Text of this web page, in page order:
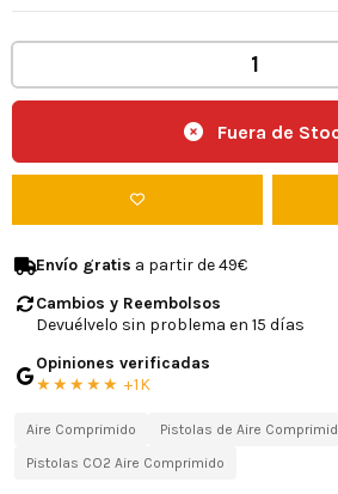
Fuera de
Envío gratis a partir de 49€
Cambios y Reembolsos
Devuélvelo sin problema en 15 días
Opiniones verificadas
★★★★★ +1K
Aire Comprimido Pistolas de Aire
Pistolas CO2 Aire Comprimido